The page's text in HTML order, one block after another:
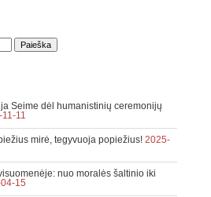
Seime dėl humanistinių ceremonijų
11
mirė, tegyvuoja popiežius! 2025-
nuo moralės šaltinio iki
15